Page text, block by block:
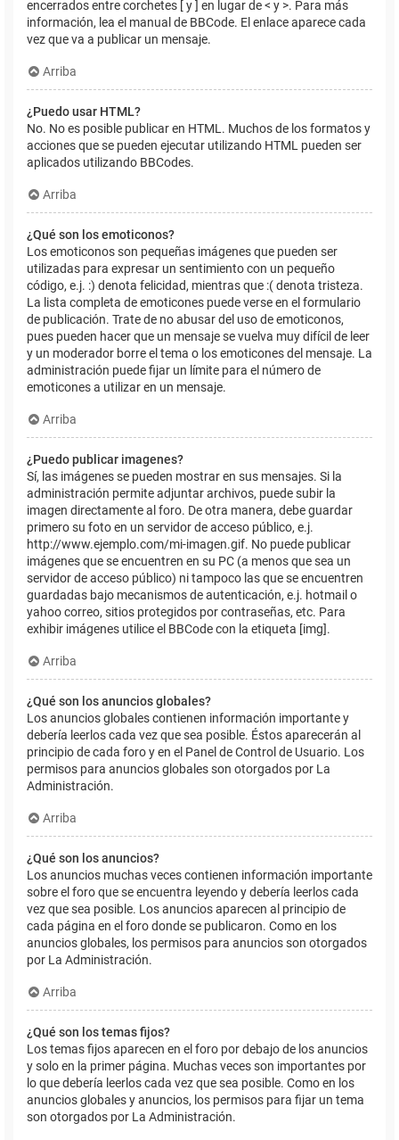
encerrados entre corchetes [ y ] en lugar de < y >. Para más
información, lea el manual de BBCode. El enlace aparece cada
vez que va a publicar un mensaje.
Arriba
¿Puedo usar HTML?
No. No es posible publicar en HTML. Muchos de los formatos y
acciones que se pueden ejecutar utilizando HTML pueden ser
aplicados utilizando BBCodes.
Arriba
¿Qué son los emoticonos?
Los emoticonos son pequeñas imágenes que pueden ser
utilizadas para expresar un sentimiento con un pequeño
código, e.j. :) denota felicidad, mientras que :( denota tristeza.
La lista completa de emoticones puede verse en el formulario
de publicación. Trate de no abusar del uso de emoticonos,
pues pueden hacer que un mensaje se vuelva muy difícil de leer
y un moderador borre el tema o los emoticones del mensaje. La
administración puede fijar un límite para el número de
emoticones a utilizar en un mensaje.
Arriba
¿Puedo publicar imagenes?
Sí, las imágenes se pueden mostrar en sus mensajes. Si la
administración permite adjuntar archivos, puede subir la
imagen directamente al foro. De otra manera, debe guardar
primero su foto en un servidor de acceso público, e.j.
http://www.ejemplo.com/mi-imagen.gif. No puede publicar
imágenes que se encuentren en su PC (a menos que sea un
servidor de acceso público) ni tampoco las que se encuentren
guardadas bajo mecanismos de autenticación, e.j. hotmail o
yahoo correo, sitios protegidos por contraseñas, etc. Para
exhibir imágenes utilice el BBCode con la etiqueta [img].
Arriba
¿Qué son los anuncios globales?
Los anuncios globales contienen información importante y
debería leerlos cada vez que sea posible. Éstos aparecerán al
principio de cada foro y en el Panel de Control de Usuario. Los
permisos para anuncios globales son otorgados por La
Administración.
Arriba
¿Qué son los anuncios?
Los anuncios muchas veces contienen información importante
sobre el foro que se encuentra leyendo y debería leerlos cada
vez que sea posible. Los anuncios aparecen al principio de
cada página en el foro donde se publicaron. Como en los
anuncios globales, los permisos para anuncios son otorgados
por La Administración.
Arriba
¿Qué son los temas fijos?
Los temas fijos aparecen en el foro por debajo de los anuncios
y solo en la primer página. Muchas veces son importantes por
lo que debería leerlos cada vez que sea posible. Como en los
anuncios globales y anuncios, los permisos para fijar un tema
son otorgados por La Administración.